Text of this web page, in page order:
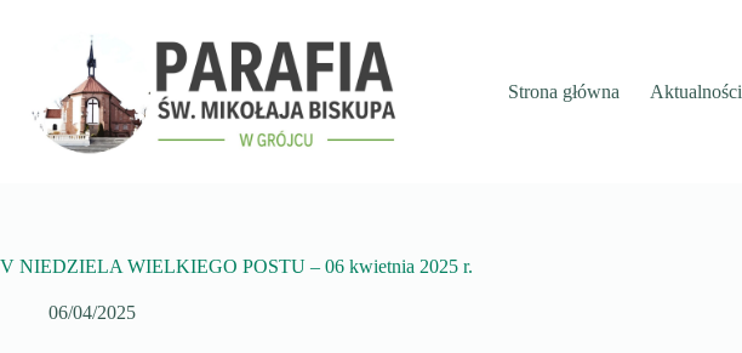
Strona główna
Aktualności
V NIEDZIELA WIELKIEGO POSTU – 06 kwietnia 2025 r.
06/04/2025